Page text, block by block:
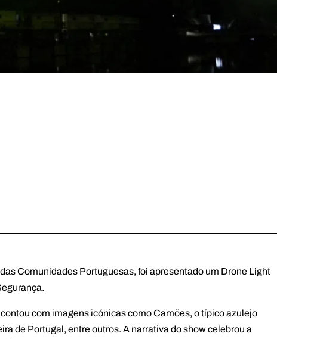
Comunidades Portuguesas, foi apresentado um Drone Light
com imagens icónicas como Camões, o típico azulejo
de Portugal, entre outros. A narrativa do show celebrou a